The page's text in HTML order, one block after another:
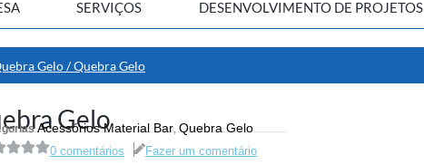
SERVIÇOS DESENVOLVIMENTO DE PROJETOS
Gelo/ Quebra Gelo
Gelo
Acessórios Material Bar,Quebra Gelo
0 comentários Fazer um comentário